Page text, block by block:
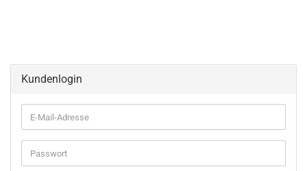
Kundenlogin
E-
Mail-
Adresse
Passwort